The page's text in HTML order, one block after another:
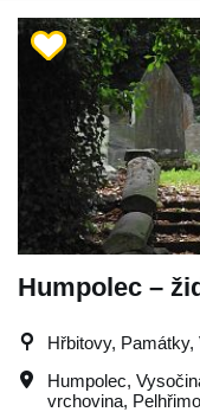
Humpolec –
Hřbitovy,
Humpolec,
vrchovina,